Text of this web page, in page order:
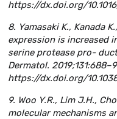
https://dx.doi.org/
8. Yamasaki K., Kanada
expression is increased
serine protease pro-
Dermatol.
https://dx.doi.org/
9. Woo Y.R., Lim J.H.,
molecular mechanisms